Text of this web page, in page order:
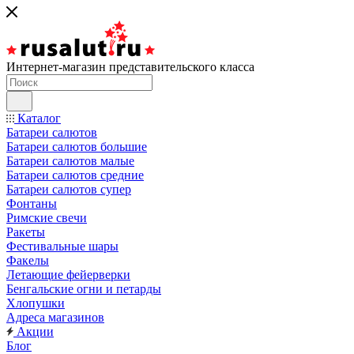
Интернет-магазин представительского класса
Каталог
Батареи салютов
Батареи салютов большие
Батареи салютов малые
Батареи салютов средние
Батареи салютов супер
Фонтаны
Римские свечи
Ракеты
Фестивальные шары
Факелы
Летающие фейерверки
Бенгальские огни и петарды
Хлопушки
Адреса магазинов
Акции
Блог